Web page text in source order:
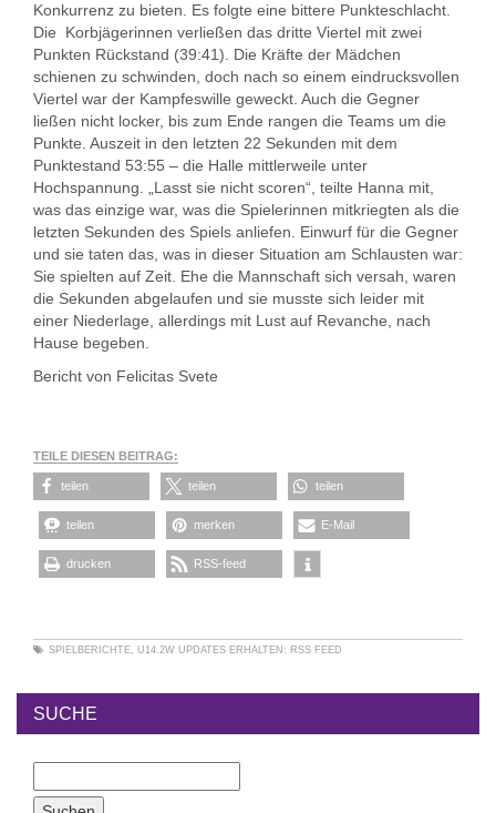
Konkurrenz zu bieten. Es folgte eine bittere Punkteschlacht.
Die Korbjägerinnen verließen das dritte Viertel mit zwei
Punkten Rückstand (39:41). Die Kräfte der Mädchen
schienen zu schwinden, doch nach so einem eindrucksvollen
Viertel war der Kampfeswille geweckt. Auch die Gegner
ließen nicht locker, bis zum Ende rangen die Teams um die
Punkte. Auszeit in den letzten 22 Sekunden mit dem
Punktestand 53:55 – die Halle mittlerweile unter
Hochspannung. „Lasst sie nicht scoren“, teilte Hanna mit,
was das einzige war, was die Spielerinnen mitkriegten als die
letzten Sekunden des Spiels anliefen. Einwurf für die Gegner
und sie taten das, was in dieser Situation am Schlausten war:
Sie spielten auf Zeit. Ehe die Mannschaft sich versah, waren
die Sekunden abgelaufen und sie musste sich leider mit
einer Niederlage, allerdings mit Lust auf Revanche, nach
Hause begeben.
Bericht von Felicitas Svete
TEILE DIESEN BEITRAG:
teilen teilen teilen
teilen merken E-Mail
drucken RSS-feed
SPIELBERICHTE, U14.2W UPDATES ERHALTEN: RSS FEED
SUCHE